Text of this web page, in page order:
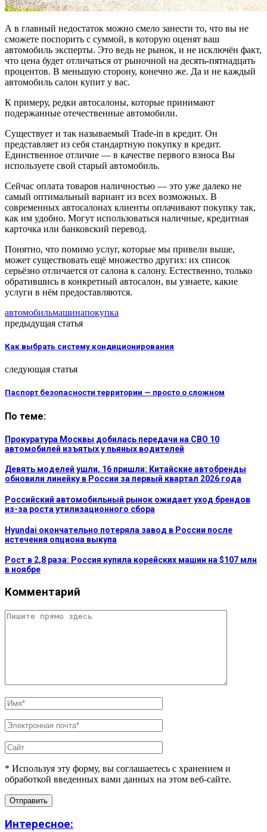
А в главный недостаток можно смело занести то, что вы не
сможете поспорить с суммой, в которую оценят ваш
автомобиль эксперты. Это ведь не рынок, и не исключён факт,
что цена будет отличаться от рыночной на десять-пятнадцать
процентов. В меньшую сторону, конечно же. Да и не каждый
автомобиль салон купит у вас.
К примеру, редки автосалоны, которые принимают
подержанные отечественные автомобили.
Существует и так называемый Trade-in в кредит. Он
представляет из себя стандартную покупку в кредит.
Единственное отличие — в качестве первого взноса Вы
используете свой старый автомобиль.
Сейчас оплата товаров наличностью — это уже далеко не
самый оптимальный вариант из всех возможных. В
современных автосалонах клиенты оплачивают покупку так,
как им удобно. Могут использоваться наличные, кредитная
карточка или банковский перевод.
Понятно, что помимо услуг, которые мы привели выше,
может существовать ещё множество других: их список
серьёзно отличается от салона к салону. Естественно, только
обратившись в конкретный автосалон, вы узнаете, какие
услуги в нём предоставляются.
автомобильмашинапокупка
предыдущая статья
Как выбрать систему кондиционирования
следующая статья
Паспорт безопасности территории — просто о сложном
По теме:
Прокуратура Москвы добилась передачи на СВО 10
автомобилей изъятых у пьяных водителей
Девять моделей ушли, 16 пришли: Китайские автобренды
обновили линейку в России за первый квартал 2026 года
Российский автомобильный рынок ожидает уход брендов
из-за роста утилизационного сбора
Hyundai окончательно потеряла завод в России после
истечения опциона выкупа
Рост в 2,8 раза: Россия купила корейских машин на $107 млн
в ноябре
Комментарий
* Используя эту форму, вы соглашаетесь с хранением и
обработкой введенных вами данных на этом веб-сайте.
Интересное: